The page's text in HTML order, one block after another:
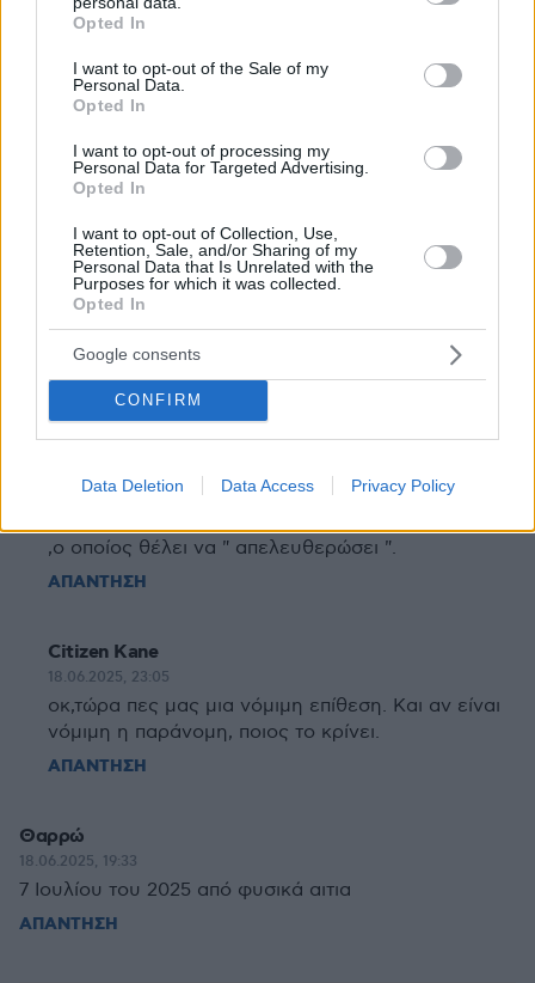
grant or deny consent to Google and its third-party tags to
use your data for below specified purposes in below Google
consent section.
Opted In
I want to opt-out of the Sale of my
Personal Data.
Opted In
I want to opt-out of processing my
Personal Data for Targeted Advertising.
Opted In
I want to opt-out of Collection, Use,
Retention, Sale, and/or Sharing of my
Personal Data that Is Unrelated with the
Purposes for which it was collected.
Opted In
Google consents
CONFIRM
Data Deletion Data Access Privacy Policy
ΑΠΑΝΤΗΣΗ
Υποκριτής είσαι εσυ
19.06.2025, 10:48
αναπτύσσει πυρηνικά όπλα. Εδώ και χρόνια
χρησιμοποιεί Χεζμπολάχ, Χαμάς κτλ για να
Τι θες να κάνει το Ισραήλ. Να κάθεται να τον
βλέπει τώρα που έχει αποδυναμωθεί και ενώ πάει
να φτιάξει πυρηνική βόμβα; Οι Εβραίοι δεν
αντιστάθηκαν στο Χίτλερ και τους εξαφάνισε
σχεδόν. Νομίζεις ότι θα καθίσουν για δεύτερη
φορά; Όχι ασφαλώς. Αυτοάμυνα λέγεται.
ΑΠΑΝΤΗΣΗ
19.06.2025, 10:33
,ο οποίος θέλει να " απελευθερώσει ".
ΑΠΑΝΤΗΣΗ
Citizen Kane
18.06.2025, 23:05
οκ,τώρα πες μας μια νόμιμη επίθεση. Και αν είναι
νόμιμη η παράνομη, ποιος το κρίνει.
ΑΠΑΝΤΗΣΗ
Θαρρώ
18.06.2025, 19:33
7 Ιουλίου του 2025 από φυσικά αιτια
ΑΠΑΝΤΗΣΗ